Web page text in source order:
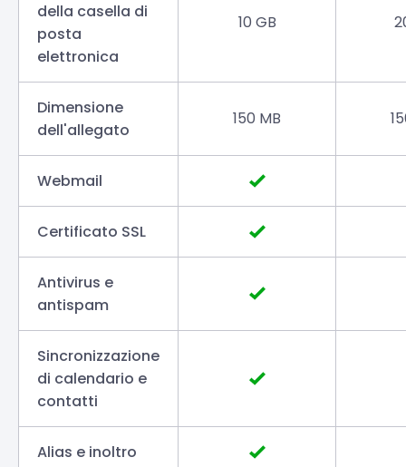
della casella di
posta
elettronica
10 GB
Dimensione
dell'allegato
150 MB
Webmail
Certificato SSL
Antivirus e
antispam
Sincronizzazione
di calendario e
contatti
Alias e inoltro